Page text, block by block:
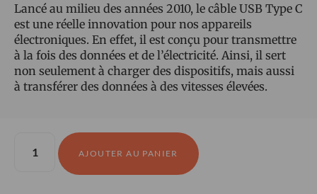
Lancé au milieu des années 2010, le câble USB Type C
est une réelle innovation pour nos appareils
électroniques. En effet, il est conçu pour transmettre
à la fois des données et de l’électricité. Ainsi, il sert
non seulement à charger des dispositifs, mais aussi
à transférer des données à des vitesses élevées.
AJOUTER AU PANIER